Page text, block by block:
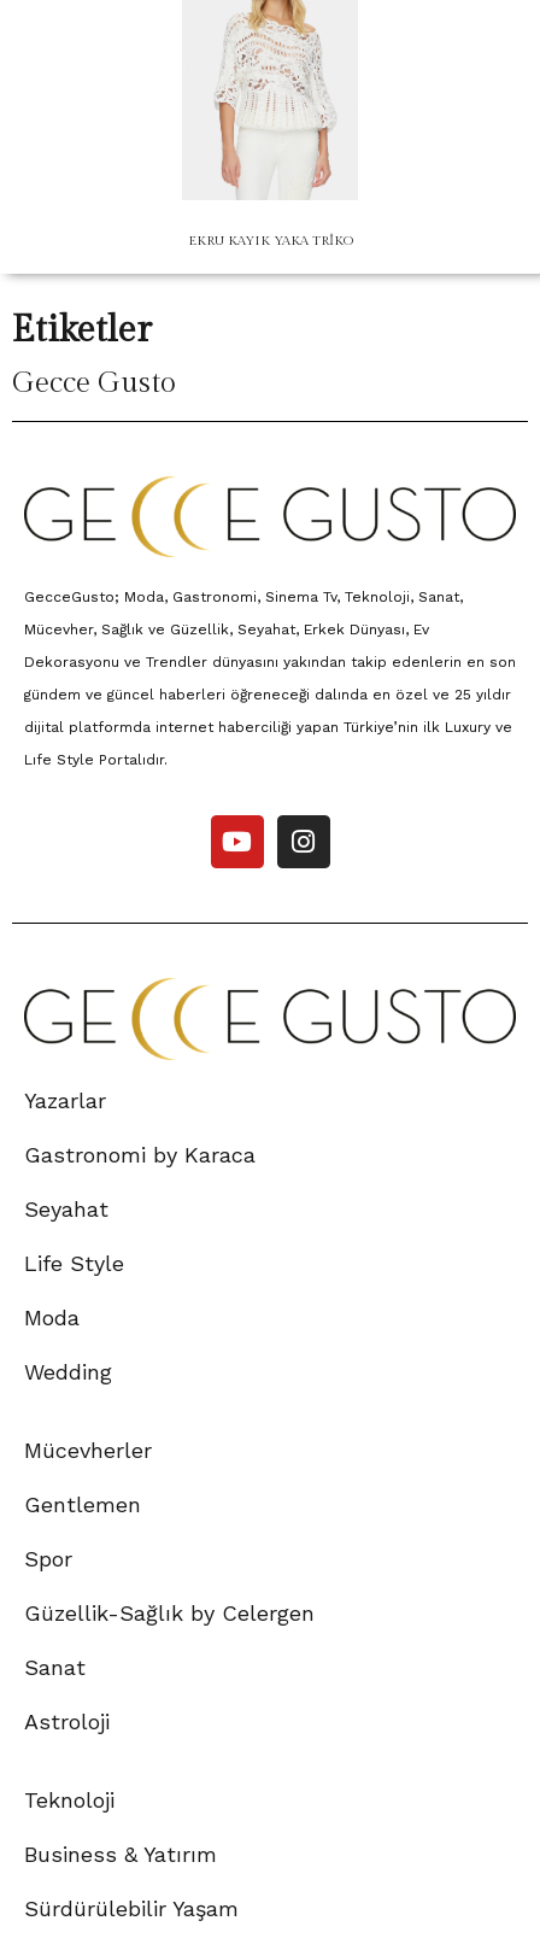
EKRU KAYIK YAKA TRİKO
Etiketler
Gecce Gusto
GecceGusto; Moda, Gastronomi, Sinema Tv, Teknoloji, Sanat,
Mücevher, Sağlık ve Güzellik, Seyahat, Erkek Dünyası, Ev
Dekorasyonu ve Trendler dünyasını yakından takip edenlerin en son
gündem ve güncel haberleri öğreneceği dalında en özel ve 25 yıldır
dijital platformda internet haberciliği yapan Türkiye’nin ilk Luxury ve
Lıfe Style Portalıdır.
Yazarlar
Gastronomi by Karaca
Seyahat
Life Style
Moda
Wedding
Mücevherler
Gentlemen
Spor
Güzellik-Sağlık by Celergen
Sanat
Astroloji
Teknoloji
Business & Yatırım
Sürdürülebilir Yaşam